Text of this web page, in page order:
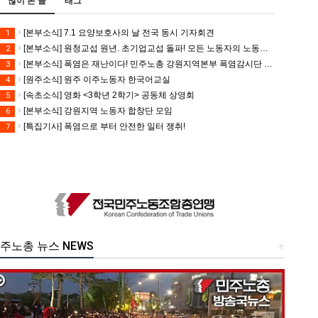
1 [본부소식] 7.1 요양보호사의 날 전국 동시 기자회견
2 [본부소식] 원청교섭 원년. 초기업교섭 돌파! 모든 노동자의 노동기본권 쟁취! 민주노총 7.15 총파업대회
3 [본부소식] 폭염은 재난이다! 민주노총 강원지역본부 폭염감시단 선포 기자회견
4 [원주소식] 원주 이주노동자 한국어교실
5 [속초소식] 영화 <3학년 2학기> 공동체 상영회
6 [본부소식] 강원지역 노동자 합창단 모임
7 [특집기사] 폭염으로 부터 안전한 일터 쟁취!
+
노총 뉴스 NEWS